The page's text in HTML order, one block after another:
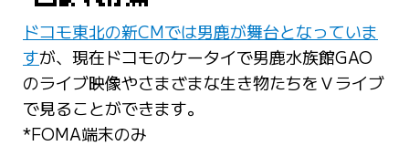
ドコモ東北の新CMでは男鹿が舞台となっていま
すが、現在ドコモのケータイで男鹿水族館GAO
のライブ映像やさまざまな生き物たちをＶライブ
で見ることができます。
*FOMA端末のみ